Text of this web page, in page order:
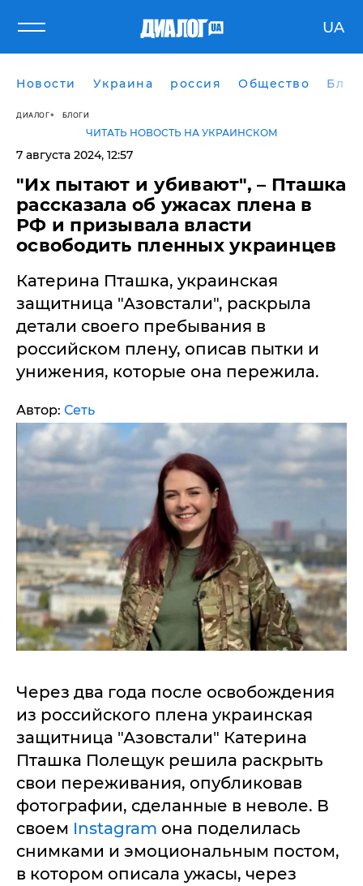
UA
Новости Украина россия Общество
ДИАЛОГ БЛОГИ
ЧИТАТЬ НОВОСТЬ НА УКРАИНСКОМ
7 августа 2024, 12:57
"Их пытают и убивают", – Пташка
рассказала об ужасах плена в
РФ и призывала власти
освободить пленных украинцев
Катерина Пташка, украинская
защитница "Азовстали", раскрыла
детали своего пребывания в
российском плену, описав пытки и
унижения, которые она пережила.
Автор: Сеть
Через два года после освобождения
из российского плена украинская
защитница "Азовстали" Катерина
Пташка Полещук решила раскрыть
свои переживания, опубликовав
фотографии, сделанные в неволе. В
своем Instagram она поделилась
снимками и эмоциональным постом,
в котором описала ужасы, через